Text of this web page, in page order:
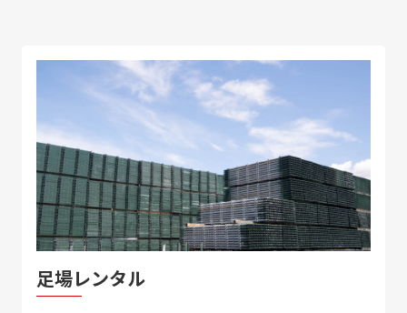
足場レンタル